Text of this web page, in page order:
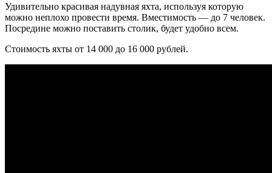
Удивительно красивая надувная яхта, используя которую
можно неплохо провести время. Вместимость — до 7 человек.
Посредине можно поставить столик, будет удобно всем.
Стоимость яхты от 14 000 до 16 000 рублей.